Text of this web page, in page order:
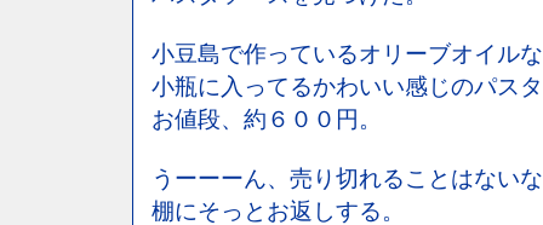
小豆島で作っているオリーブオイル
小瓶に入ってるかわいい感じのパス
お値段、約６００円。
うーーーん、売り切れることはない
棚にそっとお返しする。